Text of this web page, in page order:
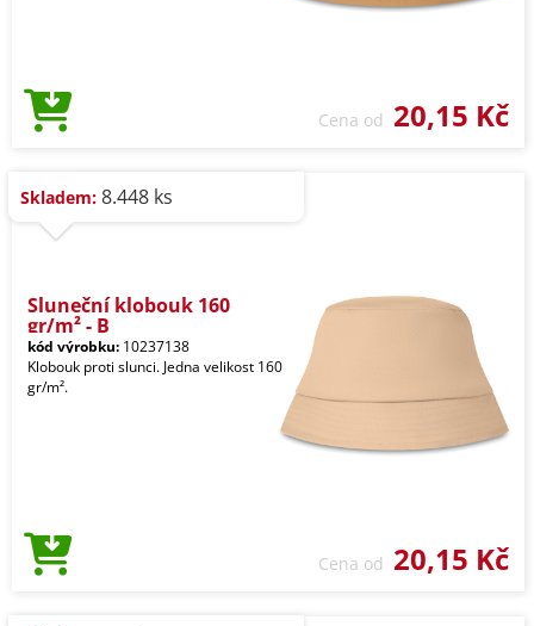
Cena od 20,15 Kč
Skladem: 8.448 ks
Sluneční klobouk 160
gr/m² - B
kód výrobku: 10237138
Klobouk proti slunci. Jedna velikost 160
gr/m².
Cena od 20,15 Kč